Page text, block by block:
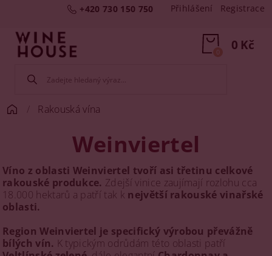
+420 730 150 750 Přihlášení Registrace
0 Kč
0
Rakouská vína
Weinviertel
Víno z oblasti Weinviertel tvoří asi třetinu celkové
rakouské produkce. Zdejší vinice zaujímají rozlohu cca
18.000 hektarů a patří tak k největší rakouské vinařské
oblasti.
Region Weinviertel je specifický výrobou převážně
bílých vín. K typickým odrůdám této oblasti patří